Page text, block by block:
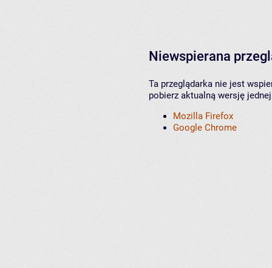
Niewspierana
Ta przeglądarka nie jest
pobierz aktualną wersję
Mozilla Firefox
Google Chrome